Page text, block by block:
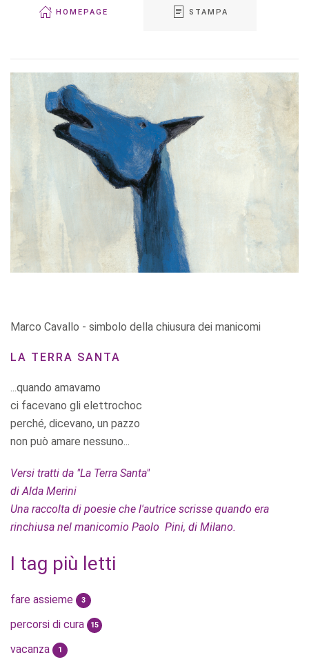
HOMEPAGE STAMPA
Marco Cavallo - simbolo della chiusura dei manicomi
LA TERRA SANTA
...quando amavamo
ci facevano gli elettrochoc
perché, dicevano, un pazzo
non può amare nessuno...
Versi tratti da "La Terra Santa"
di Alda Merini
Una raccolta di poesie che l'autrice scrisse quando era
rinchiusa nel manicomio Paolo Pini, di Milano.
I tag più letti
fare assieme 3
percorsi di cura 15
vacanza 1